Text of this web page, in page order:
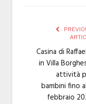
Casina di
in Villa
attività
bambini fino
febbraio